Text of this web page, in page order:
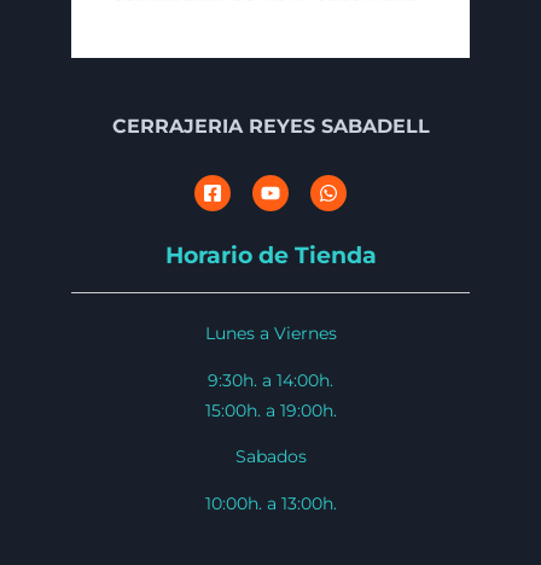
CERRAJERIA REYES SABADELL
Horario de Tienda
Lunes a Viernes
9:30h. a 14:00h.
15:00h. a 19:00h.
Sabados
10:00h. a 13:00h.